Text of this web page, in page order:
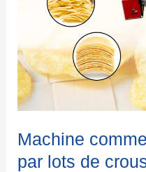
Machine
par lots de
croustilles